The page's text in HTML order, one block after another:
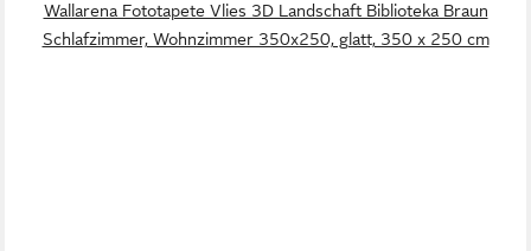
Wallarena Fototapete Vlies 3D Landschaft Biblioteka Braun
Schlafzimmer, Wohnzimmer 350x250, glatt, 350 x 250 cm